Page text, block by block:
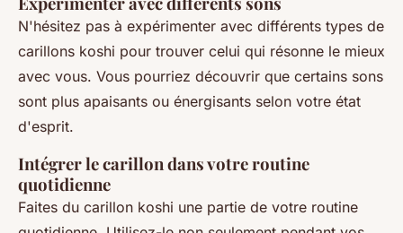
N'hésitez pas à expérimenter avec différents types de
carillons koshi pour trouver celui qui résonne le mieux
avec vous. Vous pourriez découvrir que certains sons
sont plus apaisants ou énergisants selon votre état
d'esprit.
Intégrer le carillon dans votre routine
quotidienne
Faites du carillon koshi une partie de votre routine